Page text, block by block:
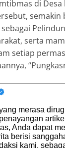
di Desa
semakin
serta
setiap